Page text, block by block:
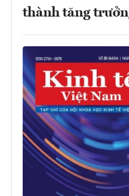
thành tăng